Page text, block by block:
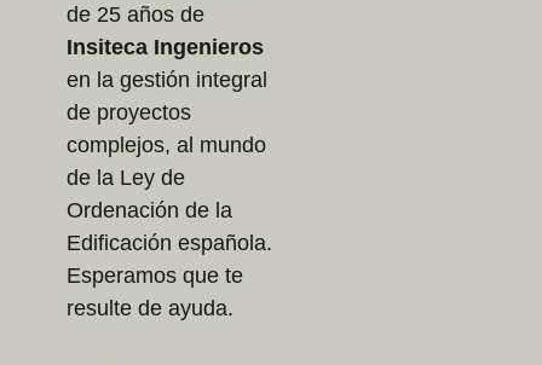
de 25 años de
Insiteca Ingenieros
en la gestión integral
de proyectos
complejos, al mundo
de la Ley de
Ordenación de la
Edificación española.
Esperamos que te
resulte de ayuda.